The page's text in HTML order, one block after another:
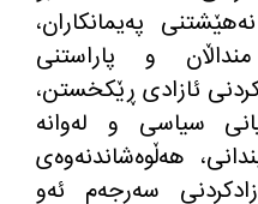
پەیمانکاران،
و پاراستنی
ئازادی ڕێکخستن،
سیاسی و لەوانە
هەڵوەشاندنەوەی
سەرجەم ئەو